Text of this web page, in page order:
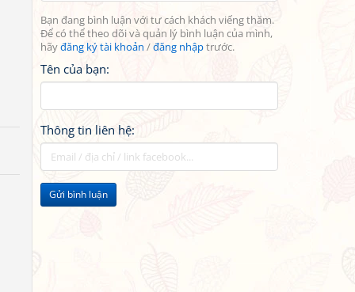
Bạn đang bình luận với tư cách khách viếng thăm.
Để có thể theo dõi và quản lý bình luận của mình,
hãyđăng ký tài khoản /đăng nhậptrước.
Tên của bạn:
Thông tin liên hệ:
Gửi bình luận